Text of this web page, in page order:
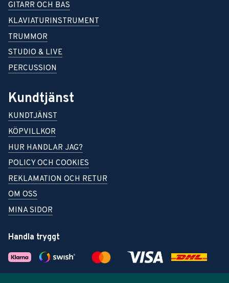
GITARR OCH BAS
KLAVIATURINSTRUMENT
TRUMMOR
STUDIO & LIVE
PERCUSSION
Kundtjänst
KUNDTJÄNST
KÖPVILLKOR
HUR HANDLAR JAG?
POLICY OCH COOKIES
REKLAMATION OCH RETUR
OM OSS
MINA SIDOR
Handla tryggt